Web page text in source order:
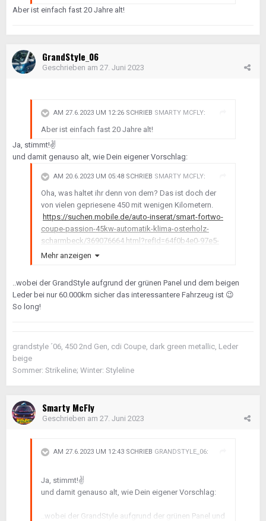
Aber ist einfach fast 20 Jahre alt!
GrandStyle_06
Geschrieben am 27. Juni 2023
AM 27.6.2023 UM 12:26 SCHRIEB SMARTY MCFLY:
Aber ist einfach fast 20 Jahre alt!
Ja, stimmt!✌️
und damit genauso alt, wie Dein eigener Vorschlag:
AM 20.6.2023 UM 05:48 SCHRIEB SMARTY MCFLY:
Oha, was haltet ihr denn von dem? Das ist doch der
von vielen gepriesene 450 mit wenigen Kilometern.
https://suchen.mobile.de/auto-inserat/smart-fortwo-
coupe-passion-45kw-automatik-klima-osterholz-
scharmbeck/369076664.html?refId=64f0b4e0-97e5-
4a1d-a528-
Mehr anzeigen
..wobei der GrandStyle aufgrund der grünen Panel und dem beigen
Leder bei nur 60.000km sicher das interessantere Fahrzeug ist 😉
So long!
grandstyle ´06, 450 2nd Gen, cdi Coupe, dark green metallic, Leder
beige
Sommer: Strikeline; Winter: Styleline
Smarty McFly
Geschrieben am 27. Juni 2023
AM 27.6.2023 UM 12:43 SCHRIEB GRANDSTYLE_06:
Ja, stimmt!✌️
und damit genauso alt, wie Dein eigener Vorschlag:
..wobei der GrandStyle aufgrund der grünen Panel und